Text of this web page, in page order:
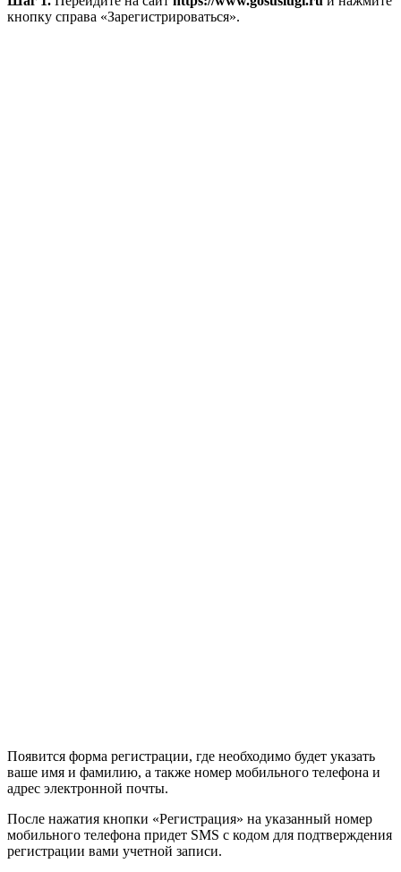
кнопку справа «Зарегистрироваться».
Появится форма регистрации, где необходимо будет указать
ваше имя и фамилию, а также номер мобильного телефона и
адрес электронной почты.
После нажатия кнопки «Регистрация» на указанный номер
мобильного телефона придет SMS с кодом для подтверждения
регистрации вами учетной записи.